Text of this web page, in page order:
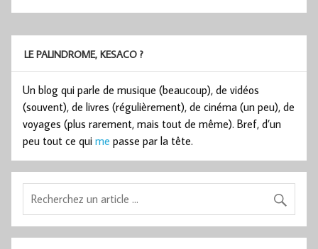
LE PALINDROME, KESACO ?
Un blog qui parle de musique (beaucoup), de vidéos
(souvent), de livres (régulièrement), de cinéma (un peu), de
voyages (plus rarement, mais tout de même). Bref, d’un
peu tout ce qui me passe par la tête.